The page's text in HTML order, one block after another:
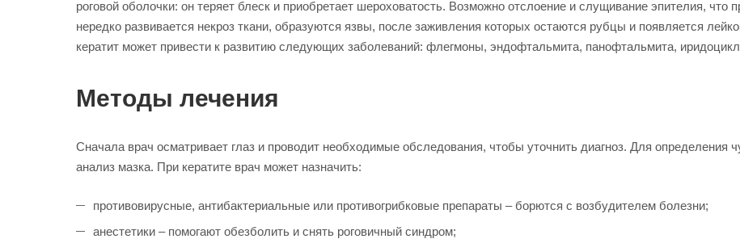
роговой оболочки: он теряет блеск и приобретает шероховатость. Возможно отслоение и слущивание эпителия, что
нередко развивается некроз ткани, образуются язвы, после заживления которых остаются рубцы и появляется
кератит может привести к развитию следующих заболеваний: флегмоны, эндофтальмита, панофтальмита,
Методы лечения
Сначала врач осматривает глаз и проводит необходимые обследования, чтобы уточнить диагноз. Для определения
анализ мазка. При кератите врач может назначить:
противовирусные, антибактериальные или противогрибковые препараты – борются с возбудителем болезни;
анестетики – помогают обезболить и снять роговичный синдром;